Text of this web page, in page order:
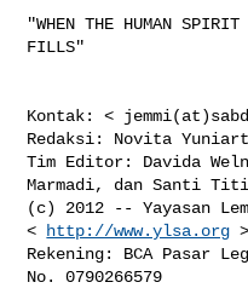
"WHEN THE HUMAN
FILLS"
Kontak: <
Redaksi: Novita
Tim Editor: Davida
Marmadi, dan Santi
(c) 2012 -- Yayasan
<
http://www.ylsa.org >
Rekening: BCA Pasar
No. 0790266579